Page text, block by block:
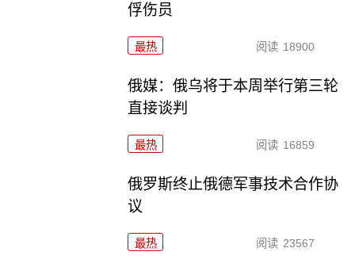
俘伤员
最热 阅读 18900
俄媒：俄乌将于本周举行第三轮
直接谈判
最热 阅读 16859
俄罗斯终止俄德军事技术合作协
议
最热 阅读 23567